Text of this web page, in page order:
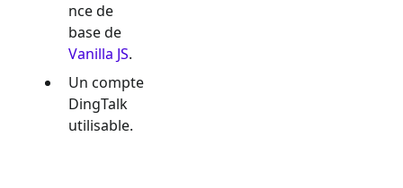
nce de
base de
Vanilla JS.
Un compte
DingTalk
utilisable.